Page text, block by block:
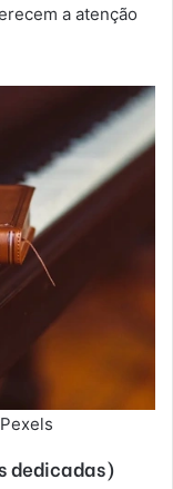
a atenção
dedicadas)